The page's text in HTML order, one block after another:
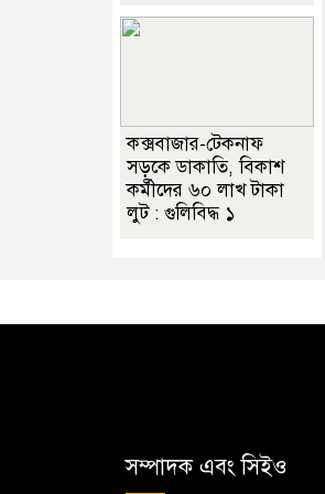
কক্সবাজার-টেকনাফ
সড়কে ডাকাতি, বিকাশ
কর্মীদের ৬০ লাখ টাকা
লুট : গুলিবিদ্ধ ১
সম্পাদক এবং সিইও